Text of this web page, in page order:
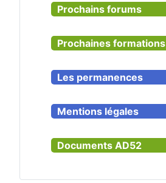
Prochains forums
Prochaines formations
Les permanences
Mentions légales
Documents AD52